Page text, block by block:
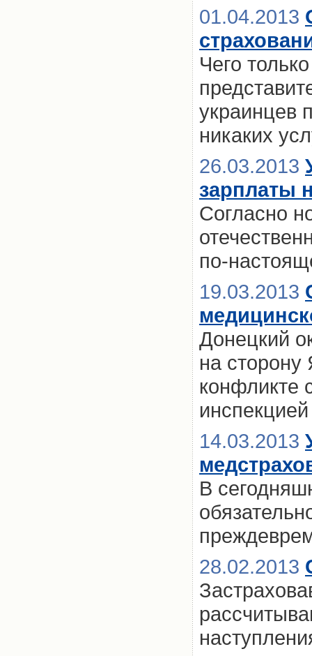
01.04.2013
Чего
украинцев
никаких
26.03.2013
зарплаты
Согласно
по-
19.03.2013
Донецкий
на
конфликте
14.03.2013
В
28.02.2013